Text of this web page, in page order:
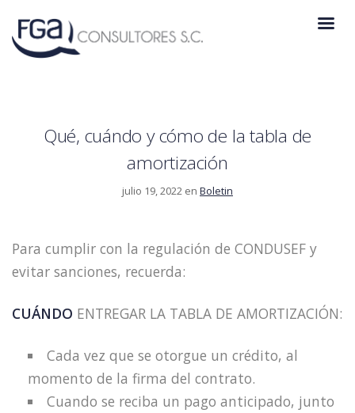
Qué, cuándo y cómo de la tabla de
amortización
julio 19, 2022 en Boletin
Para cumplir con la regulación de CONDUSEF y
evitar sanciones, recuerda:
CUÁNDO ENTREGAR LA TABLA DE AMORTIZACIÓN:
Cada vez que se otorgue un crédito, al
momento de la firma del contrato.
Cuando se reciba un pago anticipado, junto